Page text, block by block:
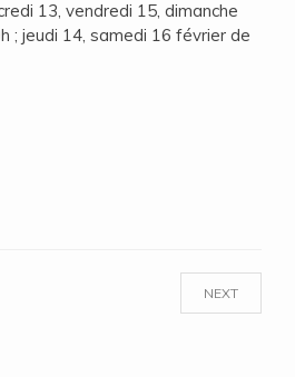
13, vendredi 15, dimanche
; jeudi 14, samedi 16 février de
NEXT